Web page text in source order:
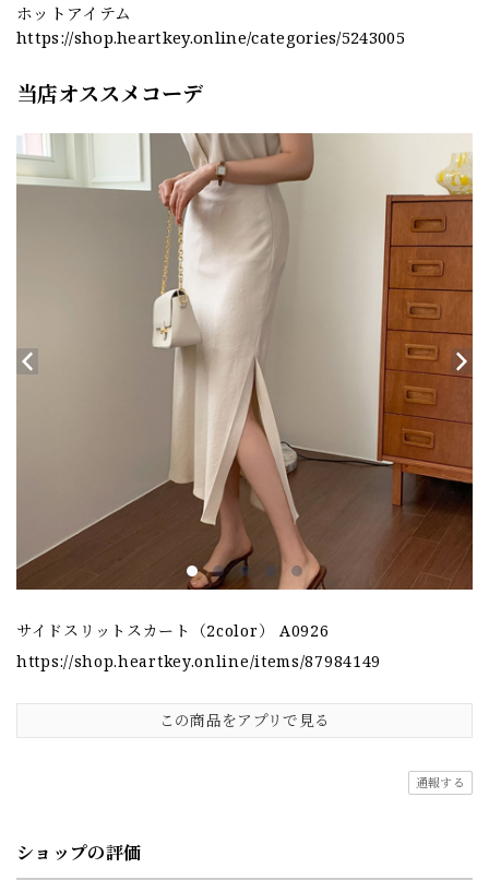
ホットアイテム
https://shop.heartkey.online/categories/5243005
当店オススメコーデ
サイドスリットスカート（2color） A0926
https://shop.heartkey.online/items/87984149
この商品をアプリで見る
通報する
ショップの評価